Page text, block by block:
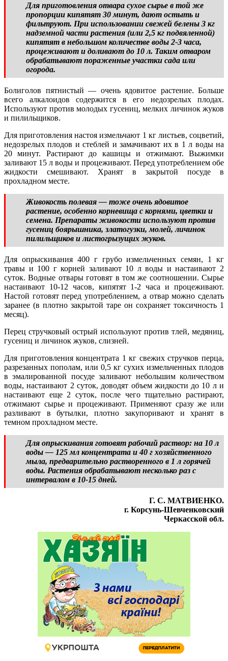
Для приготовления отвара сухое сырье в той же
пропорции кипятят 30 минут, дают остыть и
фильтруют. При использовании свежей белены 3 кг
надземной части растения (или 2,5 кг подвяленной)
кипятят в небольшом количестве воды 2-3 часа,
процеживают и доливают до 10 л. Таким отваром
обрабатывают пораженные участки сада или
огорода.
Болиголов пятнистый — очень ядовитое растение. Больше
всего алкалоидов содержится в его недозрелых плодах.
Используют против молодых гусениц, мелких личинок жуков
и пилильщиков.
Для приготовления настоя измельчают 1 кг листьев, соцветий,
недозрелых плодов и стеблей и замачивают их в 1 л воды на
20 минут. Растирают до кашицы и отжимают. Выжимки
заливают 15 л воды и процеживают. Перед употреблением обе
жидкости смешивают. Хранят в закрытой посуде в
прохладном месте.
Живокость полевая — тоже очень ядовитое
растение, особенно корневища с корнями, цветки и
семена. Препараты живокости используют против
гусениц боярышника, златогузки, молей, личинок
пилильщиков и листогрызущих жуков.
Для опрыскивания 400 г грубо измельченных семян, 1 кг
травы и 100 г корней заливают 10 л воды и настаивают 2
суток. Водные отвары готовят в том же соотношении. Сырье
настаивают 10-12 часов, кипятят 1-2 часа и процеживают.
Настой готовят перед употреблением, а отвар можно сделать
заранее (в плотно закрытой таре он сохраняет токсичность 1
месяц).
Перец стручковый острый используют против тлей, медяниц,
гусениц и личинок жуков, слизней.
Для приготовления концентрата 1 кг свежих стручков перца,
разрезанных пополам, или 0,5 кг сухих измельченных плодов
в эмалированной посуде заливают небольшим количеством
воды, настаивают 2 суток, доводят объем жидкости до 10 л и
настаивают еще 2 суток, после чего тщательно растирают,
отжимают сырье и процеживают. Применяют сразу же или
разливают в бутылки, плотно закупоривают и хранят в
темном прохладном месте.
Для опрыскивания готовят рабочий раствор: на 10 л
воды — 125 мл концентрата и 40 г хозяйственного
мыла, предварительно растворенного в 1 л горячей
воды. Растения обрабатывают несколько раз с
интервалом в 10-15 дней.
Г. С. МАТВИЕНКО.
г. Корсунь-Шевченковский
Черкасской обл.